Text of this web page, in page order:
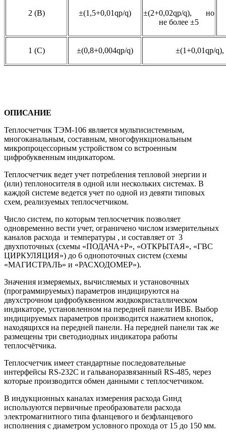
2 (В) ±(1,5+0,01qp/q)
±(2+0,02qp/q), но
не более ±5
1 (С) ±(0,8+0,004qp/q) ±(1+0,01qp/q),
ОПИСАНИЕ
Теплосчетчик ТЭМ-106 является мультисистемным,
многоканальным, составным, многофункциональным
микропроцессорным устройством со встроенным
цифробуквенным индикатором.
Теплосчетчик ведет учет потребления тепловой энергии и
(или) теплоносителя в одной или нескольких системах. В
каждой системе ведется учет по одной из девяти типовых
схем, реализуемых теплосчетчиком.
Число систем, по которым теплосчетчик позволяет
одновременно вести учет, ограничено числом измерительных
каналов расхода и температуры , и составляет от 3
двухпоточных (схемы «ПОДАЧА+Р», «ОТКРЫТАЯ», «ГВС
ЦИРКУЛЯЦИЯ») до 6 однопоточных систем (схемы
«МАГИСТРАЛЬ» и «РАСХОДОМЕР»).
Значения измеряемых, вычисляемых и установочных
(программируемых) параметров индицируются на
двухстрочном цифробуквенном жидкокристаллическом
индикаторе, установленном на передней панели ИВБ. Выбор
индицируемых параметров производится нажатием кнопок,
находящихся на передней панели. На передней панели так же
размещены три светодиодных индикатора работы
теплосчётчика.
Теплосчетчик имеет стандартные последовательные
интерфейсы RS-232С и гальваноразвязанный RS-485, через
которые производится обмен данными с теплосчетчиком.
В индукционных каналах измерения расхода Gинд
используются первичные преобразователи расхода
электромагнитного типа фланцевого и безфланцевого
исполнения с диаметром условного прохода от 15 до 150 мм.